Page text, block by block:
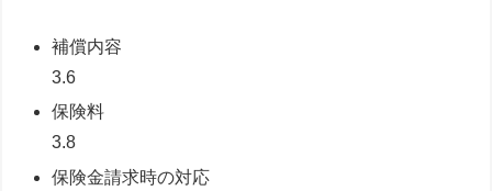
補償内容
3.6
保険料
3.8
保険金請求時の対応